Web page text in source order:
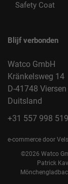
Safety Coat
Blijf verbonden
Watco GmbH
Kränkelsweg 14
D-41748 Viersen
Duitsland
+31 557 998 519
e-commerce door
©2026 Watco
Patrick